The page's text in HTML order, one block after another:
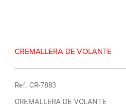
CREMALLERA DE VOLANTE
Ref. CR-7883
CREMALLERA DE VOLANTE